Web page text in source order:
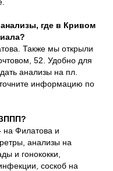
где в Кривом
Также мы открыли
52. Удобно для
анализы на пл.
информацию по
на Филатова и
анализы на
и гонококки,
соскоб на